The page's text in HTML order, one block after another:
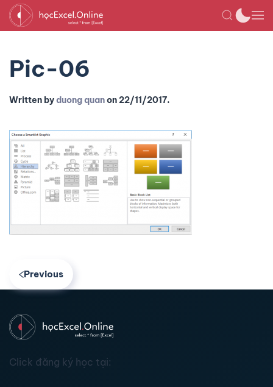
Pic-06
Written byduong quanon22/11/2017.
Previous
Click đăng ký học tại: